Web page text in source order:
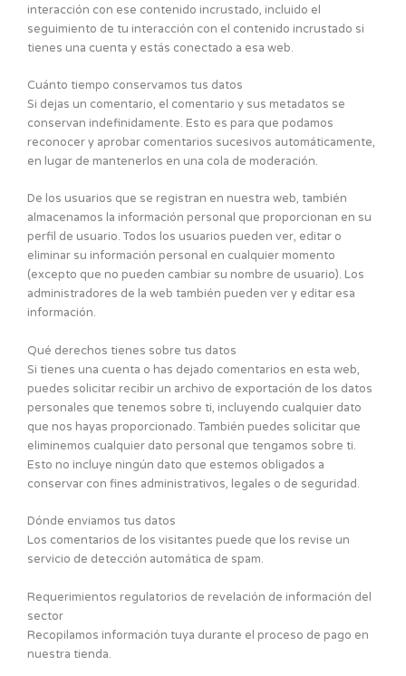
interacción con ese contenido incrustado, incluido el
seguimiento de tu interacción con el contenido incrustado si
tienes una cuenta y estás conectado a esa web.
Cuánto tiempo conservamos tus datos
Si dejas un comentario, el comentario y sus metadatos se
conservan indefinidamente. Esto es para que podamos
reconocer y aprobar comentarios sucesivos automáticamente,
en lugar de mantenerlos en una cola de moderación.
De los usuarios que se registran en nuestra web, también
almacenamos la información personal que proporcionan en su
perfil de usuario. Todos los usuarios pueden ver, editar o
eliminar su información personal en cualquier momento
(excepto que no pueden cambiar su nombre de usuario). Los
administradores de la web también pueden ver y editar esa
información.
Qué derechos tienes sobre tus datos
Si tienes una cuenta o has dejado comentarios en esta web,
puedes solicitar recibir un archivo de exportación de los datos
personales que tenemos sobre ti, incluyendo cualquier dato
que nos hayas proporcionado. También puedes solicitar que
eliminemos cualquier dato personal que tengamos sobre ti.
Esto no incluye ningún dato que estemos obligados a
conservar con fines administrativos, legales o de seguridad.
Dónde enviamos tus datos
Los comentarios de los visitantes puede que los revise un
servicio de detección automática de spam.
Requerimientos regulatorios de revelación de información del
sector
Recopilamos información tuya durante el proceso de pago en
nuestra tienda.